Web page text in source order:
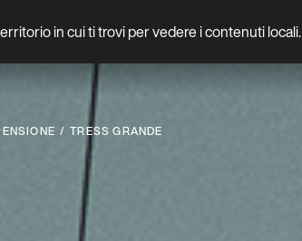
in cui ti trovi per vedere i contenuti locali.
TRESS GRANDE